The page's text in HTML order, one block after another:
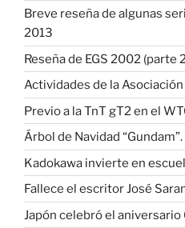
Breve reseña de algunas
2013
Reseña de EGS 2002 (parte
Actividades de la
Previo a la TnT gT2 en el
Árbol de Navidad “Gundam”.
Kadokawa invierte en
Fallece el escritor José
Japón celebró el